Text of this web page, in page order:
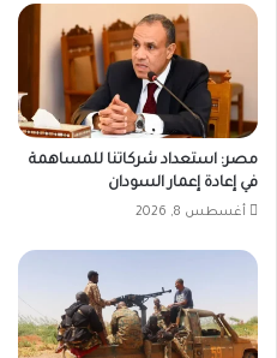
مصر: استعداد شركاتنا للمساهمة
في إعادة إعمار السودان
أغسطس 8, 2026